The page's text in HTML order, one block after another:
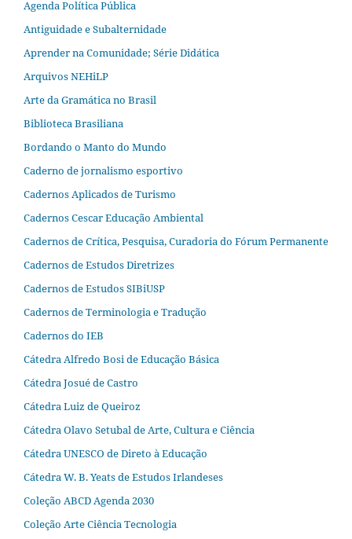
Agenda Política Pública
Antiguidade e Subalternidade
Aprender na Comunidade; Série Didática
Arquivos NEHiLP
Arte da Gramática no Brasil
Biblioteca Brasiliana
Bordando o Manto do Mundo
Caderno de jornalismo esportivo
Cadernos Aplicados de Turismo
Cadernos Cescar Educação Ambiental
Cadernos de Crítica, Pesquisa, Curadoria do Fórum Permanente
Cadernos de Estudos Diretrizes
Cadernos de Estudos SIBiUSP
Cadernos de Terminologia e Tradução
Cadernos do IEB
Cátedra Alfredo Bosi de Educação Básica
Cátedra Josué de Castro
Cátedra Luiz de Queiroz
Cátedra Olavo Setubal de Arte, Cultura e Ciência
Cátedra UNESCO de Direto à Educação
Cátedra W. B. Yeats de Estudos Irlandeses
Coleção ABCD Agenda 2030
Coleção Arte Ciência Tecnologia